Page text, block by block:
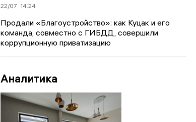
22/07 14:24
Продали «Благоустройство»: как Куцак и его
команда, совместно с ГИБДД, совершили
коррупционную приватизацию
Аналитика